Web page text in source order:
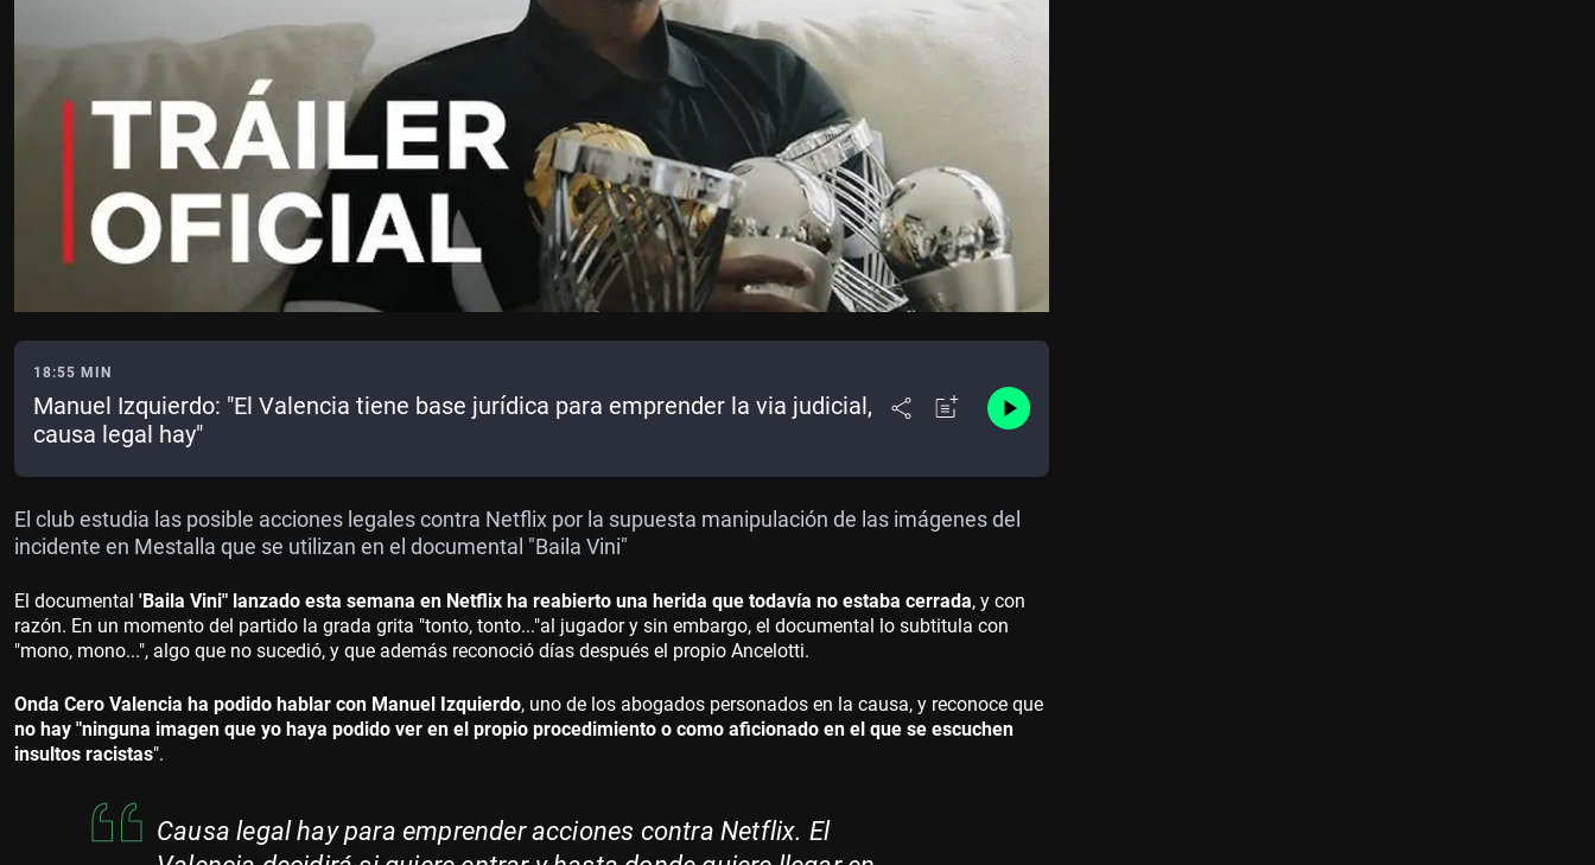
18:55 MIN
Manuel Izquierdo: "El Valencia tiene base jurídica para emprender la via judicial,
causa legal hay"
El club estudia las posible acciones legales contra Netflix por la supuesta manipulación de las imágenes del
incidente en Mestalla que se utilizan en el documental "Baila Vini"
El documental 'Baila Vini" lanzado esta semana en Netflix ha reabierto una herida que todavía no estaba cerrada, y con
razón. En un momento del partido la grada grita "tonto, tonto..."al jugador y sin embargo, el documental lo subtitula con
"mono, mono...", algo que no sucedió, y que además reconoció días después el propio Ancelotti.
Onda Cero Valencia ha podido hablar con Manuel Izquierdo, uno de los abogados personados en la causa, y reconoce que
no hay "ninguna imagen que yo haya podido ver en el propio procedimiento o como aficionado en el que se escuchen
insultos racistas".
Causa legal hay para emprender acciones contra Netflix. El